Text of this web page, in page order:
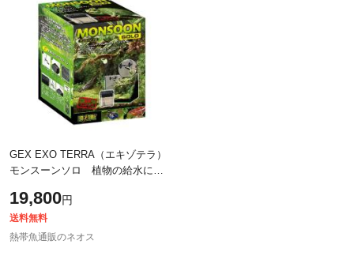
GEX EXO TERRA（エキゾテラ）
モンスーンソロ 植物の給水にも
体】【通販/販売】【アクアリウム/
あく
19,800円
送料無料
熱帯魚通販のネオス